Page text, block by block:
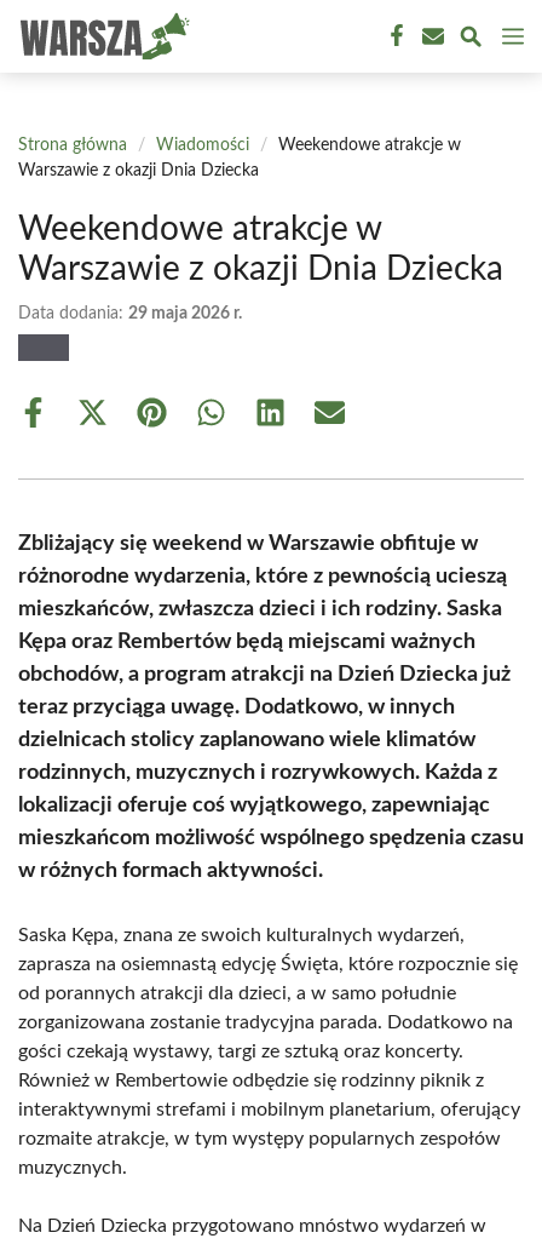
treści
Strona główna / Wiadomości /
Weekendowe atrakcje w
Warszawie z okazji Dnia Dziecka
Weekendowe atrakcje w
Warszawie z okazji Dnia Dziecka
Data dodania: 29 maja 2026 r.
Share
Share
(Twitter)
Share Share Share Share
Zbliżający się weekend w Warszawie obfituje w
różnorodne wydarzenia, które z pewnością ucieszą
mieszkańców, zwłaszcza dzieci i ich rodziny. Saska
Kępa oraz Rembertów będą miejscami ważnych
obchodów, a program atrakcji na Dzień Dziecka już
teraz przyciąga uwagę. Dodatkowo, w innych
dzielnicach stolicy zaplanowano wiele klimatów
rodzinnych, muzycznych i rozrywkowych. Każda z
lokalizacji oferuje coś wyjątkowego, zapewniając
mieszkańcom możliwość wspólnego spędzenia czasu
w różnych formach aktywności.
Saska Kępa, znana ze swoich kulturalnych wydarzeń,
zaprasza na osiemnastą edycję Święta, które rozpocznie się
od porannych atrakcji dla dzieci, a w samo południe
zorganizowana zostanie tradycyjna parada. Dodatkowo na
gości czekają wystawy, targi ze sztuką oraz koncerty.
Również w Rembertowie odbędzie się rodzinny piknik z
interaktywnymi strefami i mobilnym planetarium, oferujący
rozmaite atrakcje, w tym występy popularnych zespołów
muzycznych.
Na Dzień Dziecka przygotowano mnóstwo wydarzeń w